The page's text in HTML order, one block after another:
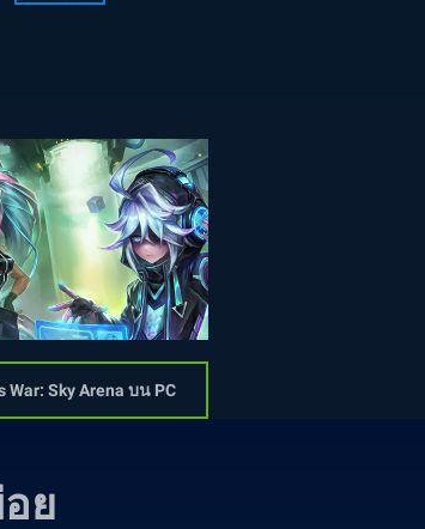
War: Sky Arena บน PC
ย